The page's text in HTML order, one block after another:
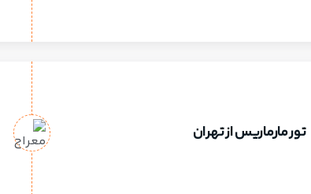
تور مارماریس از تهران